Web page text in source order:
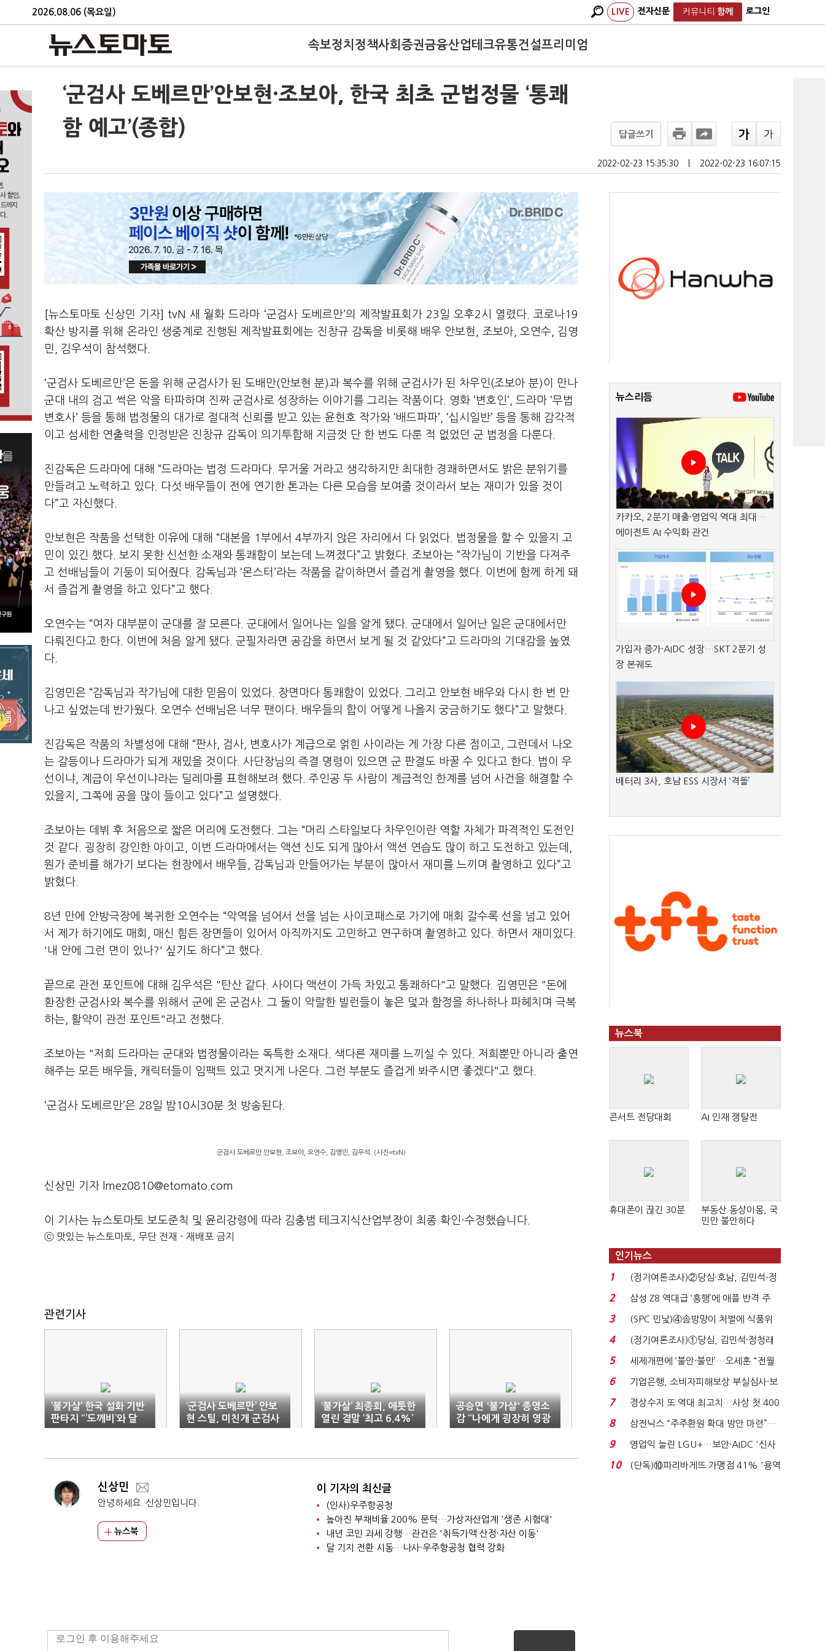
2026.08.06 (목요일) LIVE 전자신문 커뮤니티 함께 로그인
속보정치 정책사회 증권금융산업테크유통건설프리미엄
‘군검사 도베르만’안보현·조보아, 한국 최초 군법정물 ‘통쾌
함 예고’(종합)
답글쓰기
2022-02-23 15:35:30 2022-02-23 16:07:15
[뉴스토마토 신상민 기자] tvN 새 월화 드라마 ‘군검사 도베르만’의 제작발표회가23일 오후2시 열렸다.코로나19
확산 방지를 위해 온라인 생중계로 진행된 제작발표회에는 진창규 감독을 비롯해 배우 안보현
조보아 오연수
김영
민
김우석이 참석했다
‘군검사 도베르만’은 돈을 위해 군검사가 된 도배만(안보현 분)과 복수를 위해 군검사가 된 차우인(조보아 분)이 만나
군대 내의 검고 썩은 악을 타파하며 진짜 군검사로 성장하는 이야기를 그리는 작품이다
영화 ‘변호인’, 드라마 ‘무법
변호사’ 등을 통해 법정물의 대가로 절대적 신뢰를 받고 있는 윤현호 작가와 ‘배드파파’, ‘십시일반’ 등을 통해 감각적
이고 섬세한 연출력을 인정받은 진창규 감독이 의기투합해 지금껏 단 한 번도 다룬 적 없었던 군 법정을 다룬다
진감독은 드라마에 대해 “드라마는 법정 드라마다 무거울 거라고 생각하지만 최대한 경쾌하면서도 밝은 분위기를
만들려고 노력하고 있다
다섯 배우들이 전에 연기한 톤과는 다른 모습을 보여줄 것이라서 보는 재미가 있을 것이
다”고 자신했다
안보현은 작품을 선택한 이유에 대해 “대본을 1 부에서 4부까지 앉은 자리에서 다 읽었다
법정물을 할 수 있을지 고
민이 있긴 했다 보지 못한 신선한 소재와 통쾌함이 보는데 느껴졌다”고 밝혔다 조보아는 “작가님이 기반을 다져주
고 선배님들이 기둥이 되어줬다
감독님과 ‘몬스터 ’라는 작품을 같이하면서 즐겁게 촬영을 했다
이번에 함께 하게 돼
서 즐겁게 촬영을 하고 있다”고 했다
오연수는 “여자 대부분이 군대를 잘 모른다 군대에서 일어나는 일을 알게 됐다 군대에서 일어난 일은 군대에서만
다뤄진다고 한다
이번에 처음 알게 됐다 군필자라면 공감을 하면서 보게 될 것 같았다”고 드라마의 기대감을 높였
다
김영민은 “감독님과 작가님에 대한 믿음이 있었다 장면마다 통쾌함이 있었다 그리고 안보현 배우와 다시 한 번 만
나고 싶었는데 반가웠다 오연수 선배님은 너무 팬이다 배우들의 합이 어떻게 나올지 궁금하기도 했다”고 말했다
진감독은 작품의 차별성에 대해 “판사 검사 변호사가 계급으로 얽힌 사이라는 게 가장 다른 점이고
그런데서 나오
는 갈등이나 드라마가 되게 재밌을 것이다 사단장님의 즉결 명령이 있으면 군 판결도 바꿀 수 있다고 한다
법이 우
선이냐
계급이 우선이냐라는 딜레마를 표현해보려 했다 주인공 두 사람이 계급적인 한계를 넘어 사건을 해결할 수
있을지
그쪽에 공을 많이 들이고 있다”고 설명했다
조보아는 데뷔 후 처음으로 짧은 머리에 도전했다 그는 “머리 스타일보다 차우인이란 역할 자체가 파격적인 도전인
것 같다 굉장히 강인한 아이고 이번 드라마에서는 액션 신도 되게 많아서 액션 연습도 많이 하고 도전하고 있는데
뭔가 준비를 해가기 보다는 현장에서 배우들
감독님과 만들어가는 부분이 많아서 재미를 느끼며 촬영하고 있다”고
밝혔다
8년 만에 안방극장에 복귀한 오연수는 “악역을 넘어서 선을 넘는 사이코패스로 가기에 매회 갈수록 선을 넘고 있어
서 제가 하기에도 매회
매신 힘든 장면들이 있어서 아직까지도 고민하고 연구하며 촬영하고 있다 하면서 재미있다
' 내 안에 그런 면이 있나?' 싶기도 하다”고 했다
끝으로 관전 포인트에 대해 김우석은 " 탄산 같다 사이다 액션이 가득 차있고 통쾌하다"고 말했다 김영민은 "돈에
환장한 군검사와 복수를 위해서 군에 온 군검사 그 둘이 악랄한 빌런들이 놓은 덫과 함정을 하나하나 파헤치며 극복
하는
활약이 관전 포인트"라고 전했다
조보아는 "저희 드라마는 군대와 법정물이라는 독특한 소재다 색다른 재미를 느끼실 수 있다
저희뿐만 아니라 출연
해주는 모든 배우들
캐릭터들이 임팩트 있고 멋지게 나온다 그런 부분도 즐겁게 봐주시면 좋겠다"고 했다
‘군검사 도베르만’은 28일 밤10시 30분 첫 방송된다
군검사 도베르만 안보현, 조보아, 오연수, 김영민, 김우석. (사진=tvN)
신상민 기자 lmez0810@etomato.com
이 기사는 뉴스토마토 보도준칙 및 윤리강령에 따라 김충범 테크지식산업부장이 최종 확인·수정했습니다.
ⓒ 맛있는 뉴스토마토, 무단 전재 - 재배포 금지
관련기사
‘불가살’ 한국 설화 기반
판타지 “’도깨비’와 달
라” (종합)
‘군검사 도베르만’ 안보
현 스틸, 미친개 군검사
변신 완료
‘불가살’ 최종회, 애틋한
열린 결말 ‘최고 6.4%’
공승연 '불가살' 종영소
감 “나에게 굉장히 영광
스러운 작품”
신상민
안녕하세요. 신상민입니다.
뉴스북
이 기자의 최신글
(인사)우주항공청
높아진 부채비율 200% 문턱…가상자산업계 '생존 시험대'
내년 코인 과세 강행…관건은 '취득가액 산정·자산 이동'
달 기지 전환 시동…나사·우주항공청 협력 강화
뉴스리듬
카카오, 2분기 매출·영업익 역대 최대…
에이전트 AI 수익화 관건
가입자 증가·AIDC 성장…SKT 2분기 성
장 본궤도
배터리 3사, 호남 ESS 시장서 ‘격돌’
뉴스북
콘서트 전당대회 AI 인재 쟁탈전
휴대폰이 끊긴 30분
부동산 동상이몽, 국
민만 불안하다
인기뉴스
1
(정기여론조사)②당심·호남, 김민석-정
청래 '초접전'...
2
삼성 Z8 역대급 ‘흥행’에 애플 반격 주
목…9월 ‘폴...
3
(SPC 민낯)④솜방망이 처벌에 식품위
생법 위반 반복...
4
(정기여론조사)①당심, 김민석·정청래
'초접전'…대통령 ...
5
세제개편에 ‘불안·불만’…오세훈 "전월
세 구하기 더 ...
6
기업은행, 소비자피해보상 부실심사·보
이스피싱 공시 ...
7
경상수지 또 역대 최고치…사상 첫 400
억달러에 '3% 성...
8
삼전닉스 “주주환원 확대 방안 마련”…
로이터에 성명...
9
영업익 늘린 LGU+…보안·AIDC '신사
업 드라이브'...
10
(단독)⑩파리바게뜨 가맹점 41% '용역